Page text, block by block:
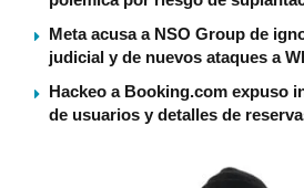
Meta acusa a NSO Group de
judicial y de nuevos ataques a
Hackeo a Booking.com expuso
de usuarios y detalles de